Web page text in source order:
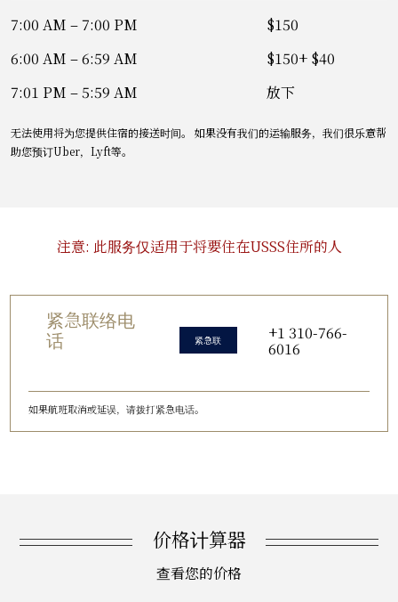
7:00 AM – 7:00 PM
$150
6:00 AM – 6:59 AM
$150+ $40
7:01 PM – 5:59 AM
放下
无法使用将为您提供住宿的接送时间。 如果没有我们的运输服务，我们很乐意帮
助您预订Uber，Lyft等。
注意: 此服务仅适用于将要住在USSS住所的人
紧急联络电
话
紧急联
+1 310-766-
6016
如果航班取消或延误，请拨打紧急电话。
价格计算器
查看您的价格